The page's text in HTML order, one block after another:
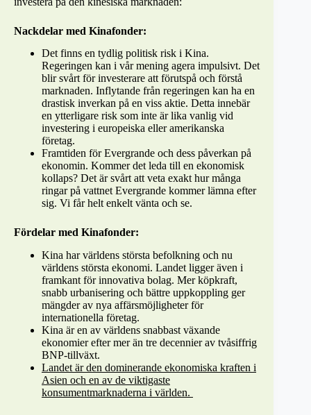
Nackdelar med Kinafonder:
Det finns en tydlig politisk risk i Kina.
Regeringen kan i vår mening agera impulsivt. Det
blir svårt för investerare att förutspå och förstå
marknaden. Inflytande från regeringen kan ha en
drastisk inverkan på en viss aktie. Detta innebär
en ytterligare risk som inte är lika vanlig vid
investering i europeiska eller amerikanska
företag.
Framtiden för Evergrande och dess påverkan på
ekonomin. Kommer det leda till en ekonomisk
kollaps? Det är svårt att veta exakt hur många
ringar på vattnet Evergrande kommer lämna efter
sig. Vi får helt enkelt vänta och se.
Fördelar med Kinafonder:
Kina har världens största befolkning och nu
världens största ekonomi. Landet ligger även i
framkant för innovativa bolag. Mer köpkraft,
snabb urbanisering och bättre uppkoppling ger
mängder av nya affärsmöjligheter för
internationella företag.
Kina är en av världens snabbast växande
ekonomier efter mer än tre decennier av tvåsiffrig
BNP-tillväxt.
Landet är den dominerande ekonomiska kraften i
Asien och en av de viktigaste
konsumentmarknaderna i världen.